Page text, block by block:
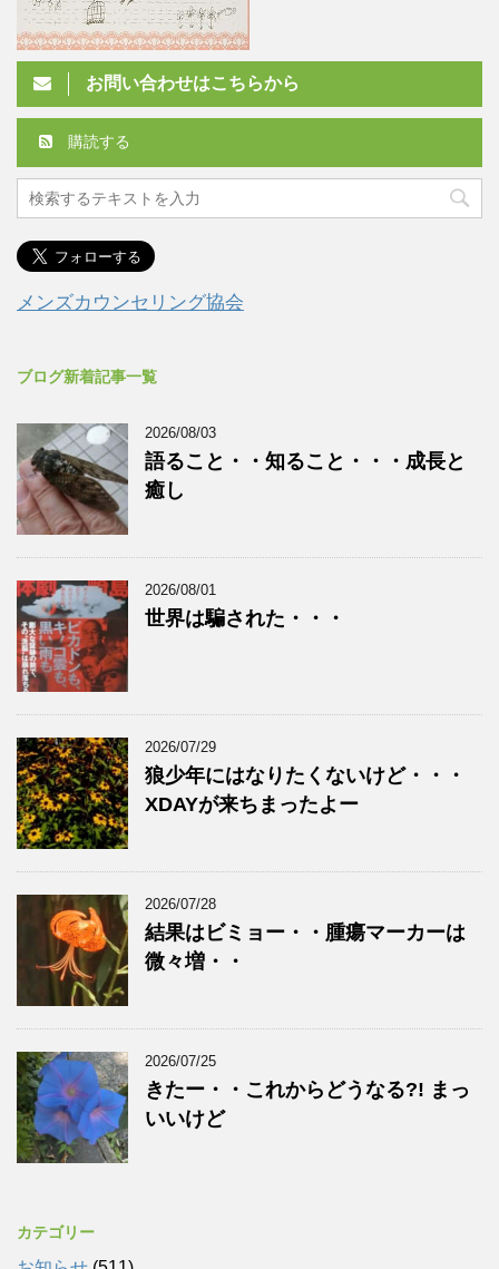
お問い合わせはこちらから
購読する
メンズカウンセリング協会
ブログ新着記事一覧
2026/08/03
語ること・・知ること・・・成長と
癒し
2026/08/01
世界は騙された・・・
2026/07/29
狼少年にはなりたくないけど・・・
XDAYが来ちまったよー
2026/07/28
結果はビミョー・・腫瘍マーカーは
微々増・・
2026/07/25
きたー・・これからどうなる?! まっ
いいけど
カテゴリー